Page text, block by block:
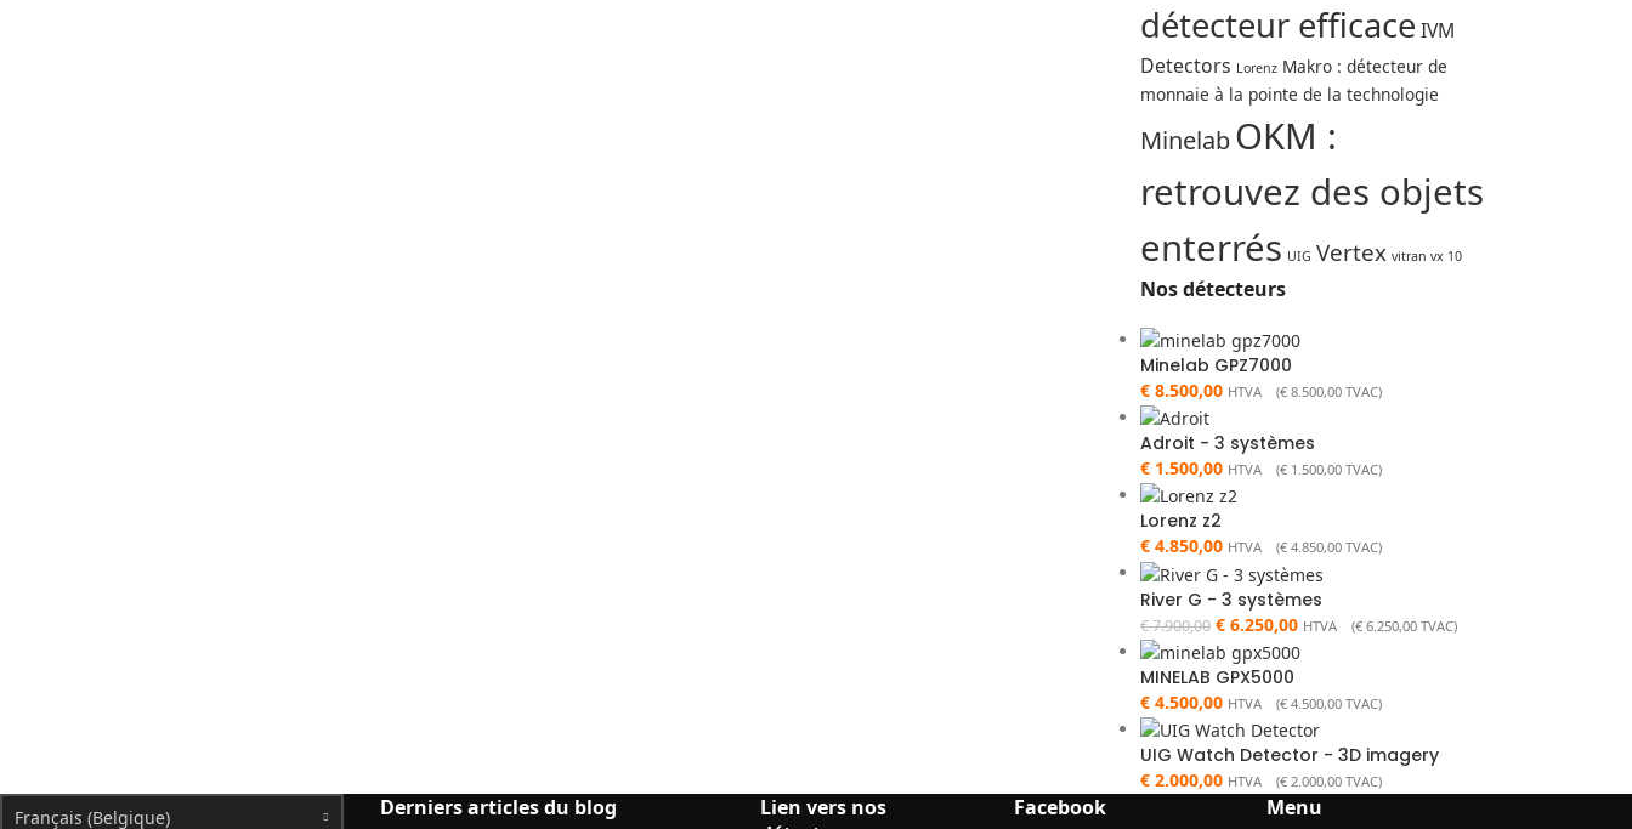
détecteur efficace IVM
Detectors Lorenz Makro : détecteur de
monnaie à la pointe de la technologie
MinelabOKM :
retrouvez des objets
enterrés UIG Vertex vitran vx 10
Nos détecteurs
Minelab GPZ7000
€8.500,00 HTVA (€8.500,00TVAC)
Adroit - 3 systèmes
€1.500,00 HTVA (€1.500,00TVAC)
Lorenz z2
€4.850,00 HTVA (€4.850,00TVAC)
River G - 3 systèmes
€7.900,00 €6.250,00 HTVA (€6.250,00TVAC)
MINELAB GPX5000
€4.500,00 HTVA (€4.500,00TVAC)
UIG Watch Detector - 3D imagery
€2.000,00 HTVA (€2.000,00TVAC)
Français (Belgique) Derniers articles du blog
Lien vers nos
Facebook Menu